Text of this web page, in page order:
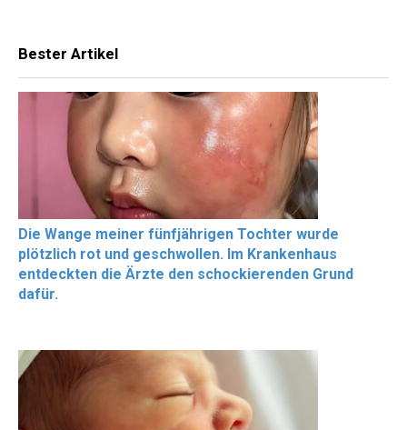
Bester Artikel
Die Wange meiner fünfjährigen Tochter wurde
plötzlich rot und geschwollen. Im Krankenhaus
entdeckten die Ärzte den schockierenden Grund
dafür.